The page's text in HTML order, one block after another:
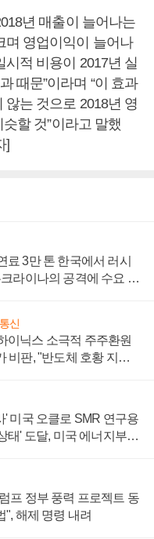
년 매출이 늘어나는
며 영업이익이 늘어나
적 비용이 2017년 실
때문”이라며 “이 효과
는 것으로 2018년 영
할 것”이라고 말했
]
료 3만 톤 한국에서 러시
라이나의 공격에 수요 늘
신
이닉스 소극적 주주환원
비판, "반도체 호황 지속
' 미국 오클로 SMR 연구용
태' 도달, 미국 에너지부
프 정부 풍력 프로젝트 동
", 해제 명령 내려